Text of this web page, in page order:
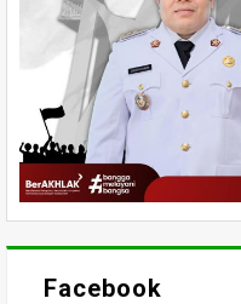
Facebook